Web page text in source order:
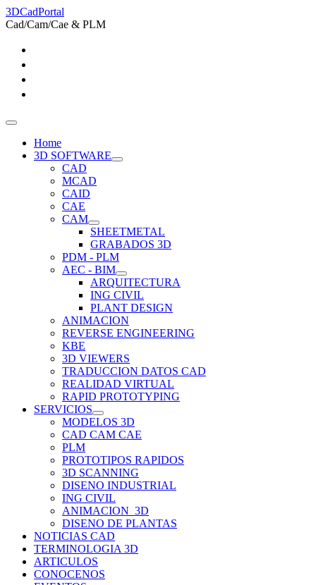
3DCadPortal
Cad/Cam/Cae & PLM
Home
3D SOFTWARE
CAD
MCAD
CAID
CAE
CAM
SHEETMETAL
GRABADOS 3D
PDM - PLM
AEC - BIM
ARQUITECTURA
ING CIVIL
PLANT DESIGN
ANIMACION
REVERSE ENGINEERING
KBE
3D VIEWERS
TRADUCCION DATOS CAD
REALIDAD VIRTUAL
RAPID PROTOTYPING
SERVICIOS
MODELOS 3D
CAD CAM CAE
PLM
PROTOTIPOS RAPIDOS
3D SCANNING
DISENO INDUSTRIAL
ING CIVIL
ANIMACION_3D
DISENO DE PLANTAS
NOTICIAS CAD
TERMINOLOGIA 3D
ARTICULOS
CONOCENOS